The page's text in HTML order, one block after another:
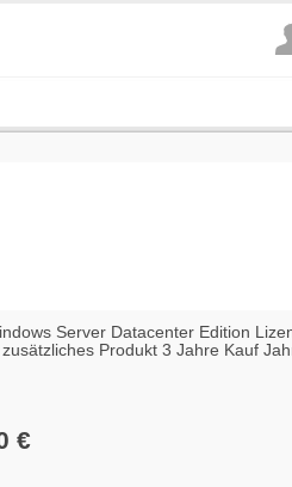
Server Datacenter Edition
Produkt 3 Jahre Kauf
€